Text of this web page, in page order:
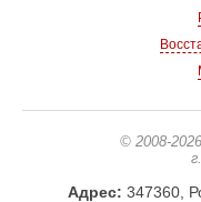
© 2008-2026
Адрес: 347360,